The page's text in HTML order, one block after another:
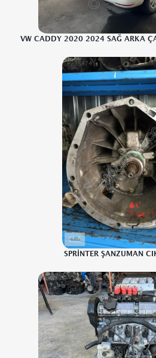
VW CADDY 2020 2024 SAĞ ARKA
SPRİNTER ŞANZUMAN